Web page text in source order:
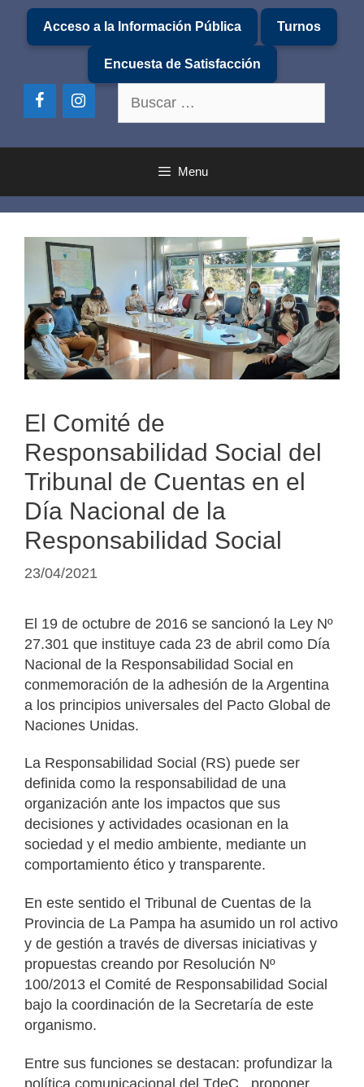
Saltar
contenido
Acceso a la Información Pública Turnos
Encuesta de Satisfacción
Menu
El Comité de
Responsabilidad Social del
Tribunal de Cuentas en el
Día Nacional de la
Responsabilidad Social
23/04/2021
El 19 de octubre de 2016 se sancionó la Ley Nº
27.301 que instituye cada 23 de abril como Día
Nacional de la Responsabilidad Social en
conmemoración de la adhesión de la Argentina
a los principios universales del Pacto Global de
Naciones Unidas.
La Responsabilidad Social (RS) puede ser
definida como la responsabilidad de una
organización ante los impactos que sus
decisiones y actividades ocasionan en la
sociedad y el medio ambiente, mediante un
comportamiento ético y transparente.
En este sentido el Tribunal de Cuentas de la
Provincia de La Pampa ha asumido un rol activo
y de gestión a través de diversas iniciativas y
propuestas creando por Resolución Nº
100/2013 el Comité de Responsabilidad Social
bajo la coordinación de la Secretaría de este
organismo.
Entre sus funciones se destacan: profundizar la
política comunicacional del TdeC., proponer